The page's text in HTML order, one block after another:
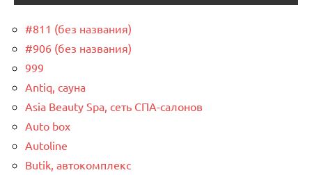
#811 (без названия)
#906 (без названия)
999
Antiq, сауна
Asia Beauty Spa, сеть СПА-салонов
Auto box
Autoline
Butik, автокомплекс